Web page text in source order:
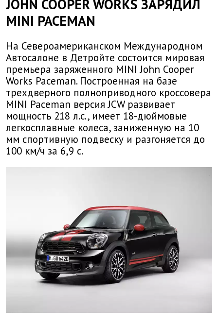
JOHN COOPER WORKS ЗАРЯДИЛ
MINI PACEMAN
На Североамериканском Международном
Автосалоне в Детройте состоится мировая
премьера заряженного MINI John Cooper
Works Paceman. Построенная на базе
трехдверного полноприводного кроссовера
MINI Paceman версия JCW развивает
мощность 218 л.с., имеет 18-дюймовые
легкосплавные колеса, заниженную на 10
мм спортивную подвеску и разгоняется до
100 км/ч за 6,9 с.